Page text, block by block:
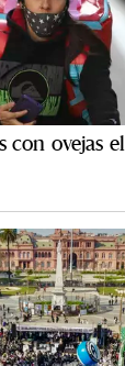
con ovejas